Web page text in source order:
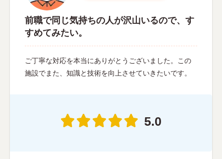
前職で同じ気持ちの人が沢山いるので、す
すめてみたい。
ご丁寧な対応を本当にありがとうございました。この
施設でまた、知識と技術を向上させていきたいです。
5.0